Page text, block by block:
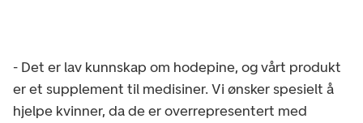
- Det er lav kunnskap om hodepine, og vårt produkt
er et supplement til medisiner. Vi ønsker spesielt å
hjelpe kvinner, da de er overrepresentert med